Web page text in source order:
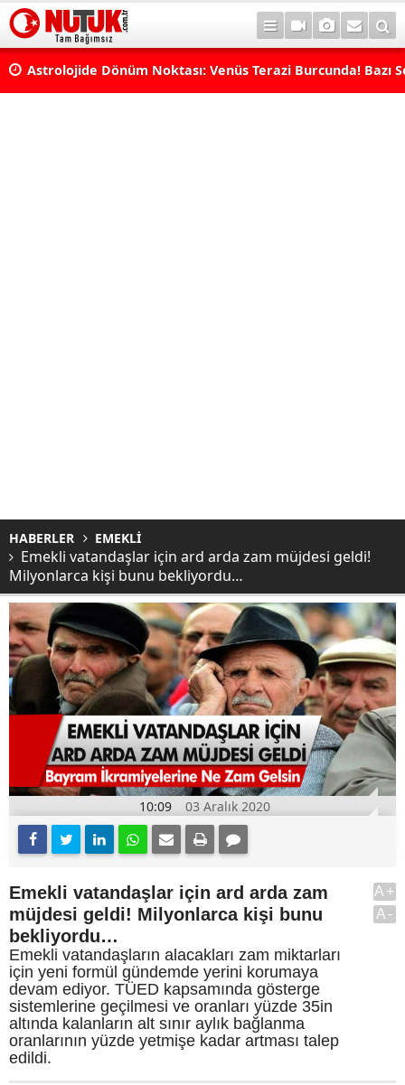
Astrolojide Dönüm Noktası: Venüs Terazi Burcunda! Bazı
HABERLER EMEKLİ
Emekli vatandaşlar için ard arda zam müjdesi geldi!
Milyonlarca kişi bunu bekliyordu…
10:09 03 Aralık 2020
Emekli vatandaşlar için ard arda zam
müjdesi geldi! Milyonlarca kişi bunu
bekliyordu…
Emekli vatandaşların alacakları zam miktarları
için yeni formül gündemde yerini korumaya
devam ediyor. TÜED kapsamında gösterge
sistemlerine geçilmesi ve oranları yüzde 35in
altında kalanların alt sınır aylık bağlanma
oranlarının yüzde yetmişe kadar artması talep
edildi.
A+
A-